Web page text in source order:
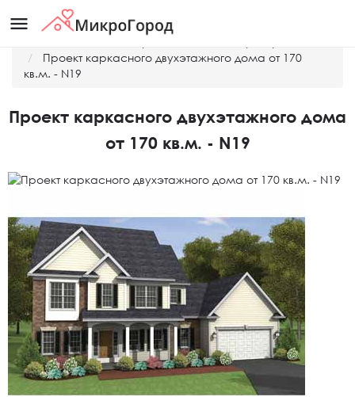
menu
Проект каркасного двухэтажного дома от 170
кв.м. - N19
Проект каркасного двухэтажного дома
от 170 кв.м. - N19